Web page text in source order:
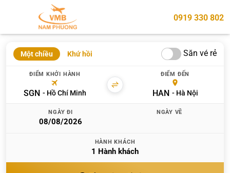
0919 330 802
Một chiều Khứ hồi Săn vé rẻ
ĐIỂM KHỞI HÀNH
SGN Hồ Chí Minh
ĐIỂM ĐẾN
HAN Hà Nội
NGÀY ĐI NGÀY VỀ
HÀNH KHÁCH
1 Hành khách